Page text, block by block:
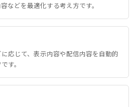
などを最適化する考え方です。
応じて、表示内容や配信内容を自動的
す。